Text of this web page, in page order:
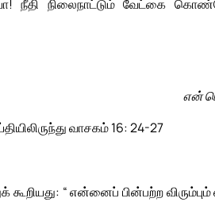
நீதி நிலைநாட்டும் வேட்கை
என்
வாசகம் 16: 24-27
கூறியது: “ என்னைப் பின்பற்ற